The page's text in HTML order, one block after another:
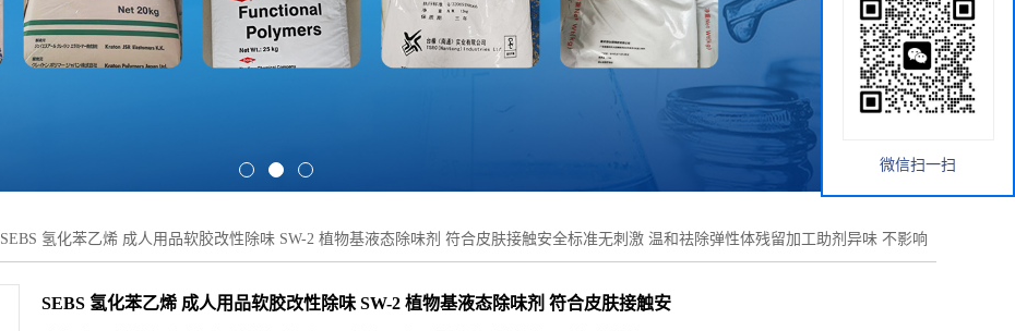
SEBS 氢化苯乙烯 成人用品软胶改性除味 SW-2 植物基液态除味剂 符合皮肤接触安全标准无刺激 温和祛除弹性体残留加工助剂异味 不影响
SEBS 氢化苯乙烯 成人用品软胶改性除味 SW-2 植物基液态除味剂 符合皮肤接触安
微信扫一扫